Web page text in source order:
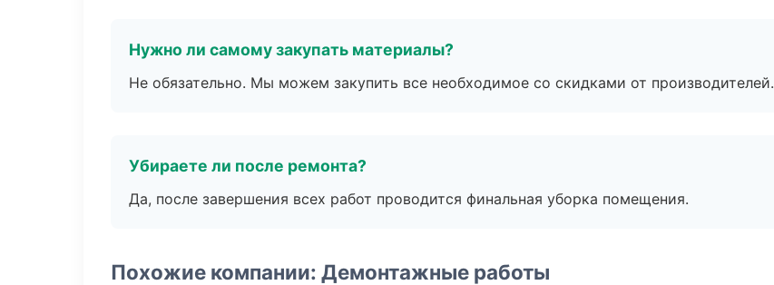
Нужно ли самому закупать материалы?
Не обязательно. Мы можем закупить все необходимое со скидками от производителей.
Убираете ли после ремонта?
Да, после завершения всех работ проводится финальная уборка помещения.
Похожие компании: Демонтажные работы